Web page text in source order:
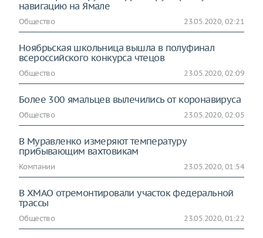
навигацию на Ямале
Общество 23.05.2020, 02:21
Ноябрьская школьница вышла в полуфинал
всероссийского конкурса чтецов
Общество 23.05.2020, 02:09
Более 300 ямальцев вылечились от коронавируса
Общество 23.05.2020, 02:05
В Муравленко измеряют температуру
прибывающим вахтовикам
Компании 23.05.2020, 01:54
В ХМАО отремонтировали участок федеральной
трассы
Общество 23.05.2020, 01:22